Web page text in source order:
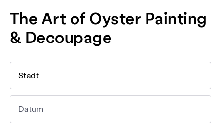
The Art of Oyster Painting
& Decoupage
Stadt
Datum